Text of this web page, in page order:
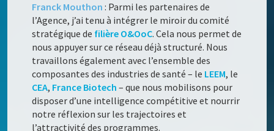
Franck Mouthon : Parmi les partenaires de
l’Agence, j’ai tenu à intégrer le miroir du comité
stratégique de filière O&OoC. Cela nous permet de
nous appuyer sur ce réseau déjà structuré. Nous
travaillons également avec l’ensemble des
composantes des industries de santé – le LEEM, le
CEA, France Biotech – que nous mobilisons pour
disposer d’une intelligence compétitive et nourrir
notre réflexion sur les trajectoires et
l’attractivité des programmes.